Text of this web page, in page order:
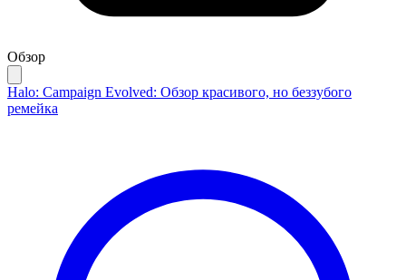
Обзор
Halo: Campaign Evolved: Обзор красивого, но беззубого
ремейка